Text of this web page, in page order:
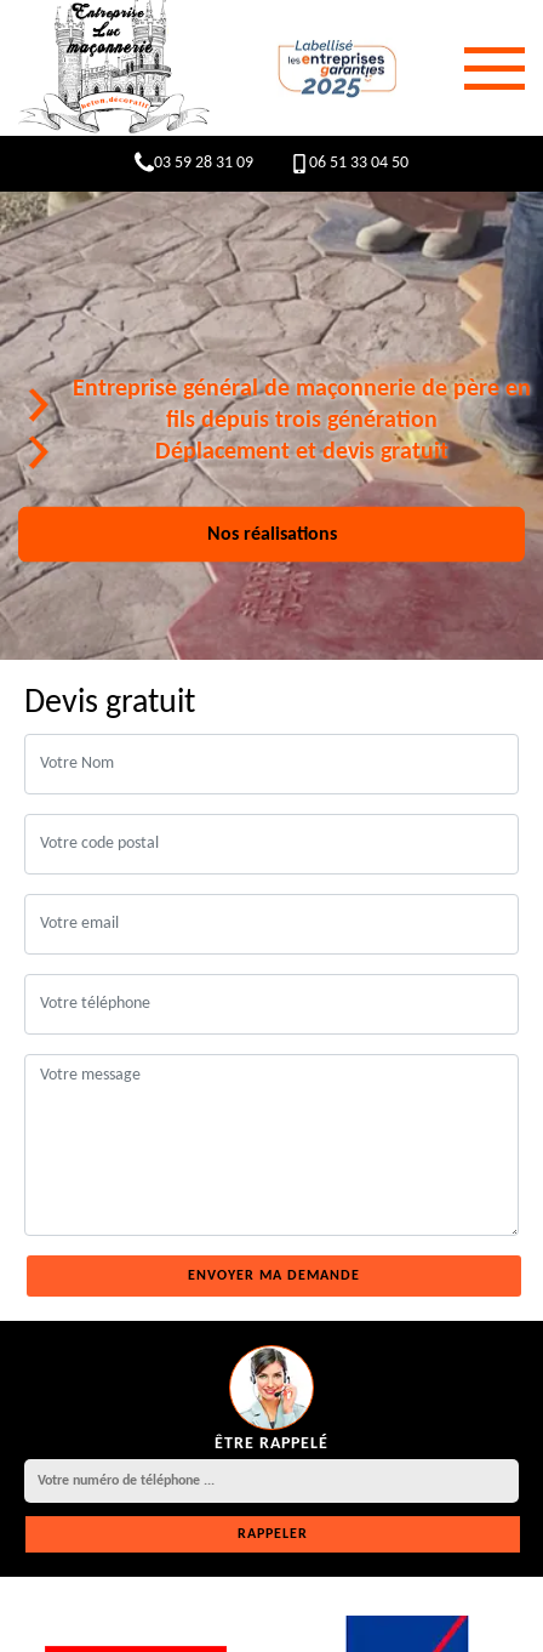
03 59 28 31 09 06 51 33 04 50
Entreprise général de maçonnerie de père en
fils depuis trois génération
Déplacement et devis gratuit
Nos réalisations
Devis gratuit
ÊTRE RAPPELÉ